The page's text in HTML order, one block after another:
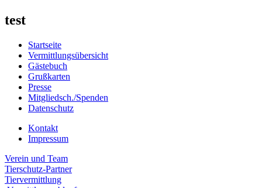
test
Startseite
Vermittlungsübersicht
Gästebuch
Grußkarten
Presse
Mitgliedsch./Spenden
Datenschutz
Kontakt
Impressum
Verein und Team
Tierschutz-Partner
Tiervermittlung